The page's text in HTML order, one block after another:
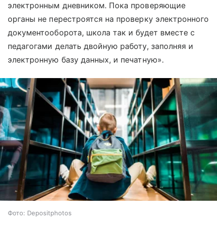
электронным дневником. Пока проверяющие
органы не перестроятся на проверку электронного
документооборота, школа так и будет вместе с
педагогами делать двойную работу, заполняя и
электронную базу данных, и печатную».
Фото: Depositphotos